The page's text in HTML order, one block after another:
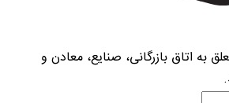
به اتاق بازرگانی، صنایع، معادن و